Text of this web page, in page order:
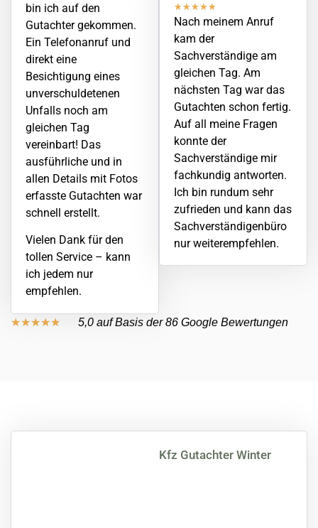
★★★★★ 5,0 auf Basis der 86 Google Bewertungen
bin ich auf den
Gutachter gekommen.
Ein Telefonanruf und
direkt eine
Besichtigung eines
unverschuldetenen
Unfalls noch am
gleichen Tag
vereinbart! Das
ausführliche und in
allen Details mit Fotos
erfasste Gutachten war
schnell erstellt.
Vielen Dank für den
tollen Service – kann
ich jedem nur
empfehlen.
★★★★★
Nach meinem Anruf
kam der
Sachverständige am
gleichen Tag. Am
nächsten Tag war das
Gutachten schon fertig.
Auf all meine Fragen
konnte der
Sachverständige mir
fachkundig antworten.
Ich bin rundum sehr
zufrieden und kann das
Sachverständigenbüro
nur weiterempfehlen.
Kfz Gutachter Winter